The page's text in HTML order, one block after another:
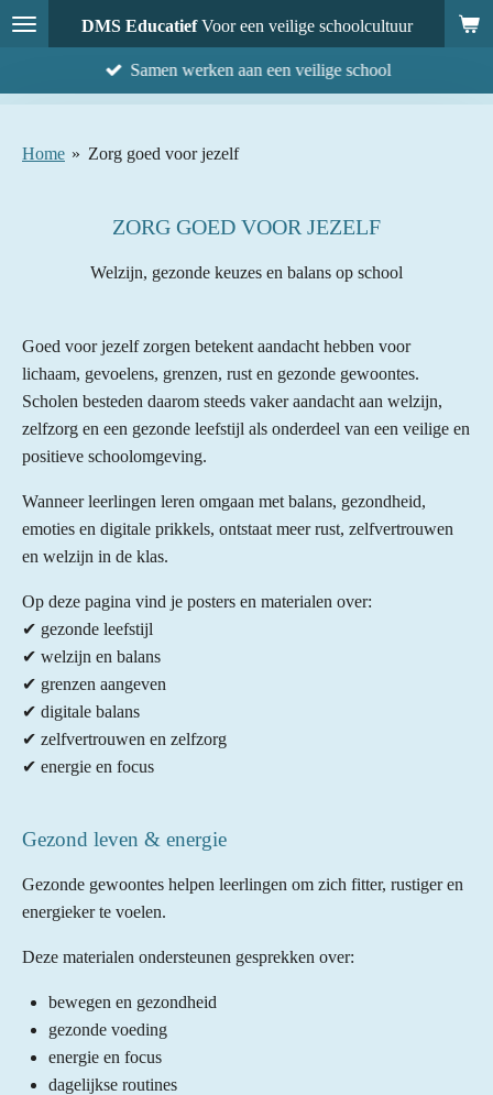
Ga
direct
DMS EducatiefVoor een veilige schoolcultuur
Samen werken aan een veilige school
Home » Zorg goed voor jezelf
ZORG GOED VOOR JEZELF
Welzijn, gezonde keuzes en balans op school
Goed voor jezelf zorgen betekent aandacht hebben voor
lichaam, gevoelens, grenzen, rust en gezonde gewoontes.
Scholen besteden daarom steeds vaker aandacht aan welzijn,
zelfzorg en een gezonde leefstijl als onderdeel van een veilige en
positieve schoolomgeving.
Wanneer leerlingen leren omgaan met balans, gezondheid,
emoties en digitale prikkels, ontstaat meer rust, zelfvertrouwen
en welzijn in de klas.
Op deze pagina vind je posters en materialen over:
✔ gezonde leefstijl
✔ welzijn en balans
✔ grenzen aangeven
✔ digitale balans
✔ zelfvertrouwen en zelfzorg
✔ energie en focus
Gezond leven & energie
Gezonde gewoontes helpen leerlingen om zich fitter, rustiger en
energieker te voelen.
Deze materialen ondersteunen gesprekken over:
bewegen en gezondheid
gezonde voeding
energie en focus
dagelijkse routines